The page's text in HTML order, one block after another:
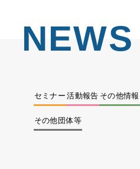
NEWS
セミナー 活動報告 その他情報
その他団体等